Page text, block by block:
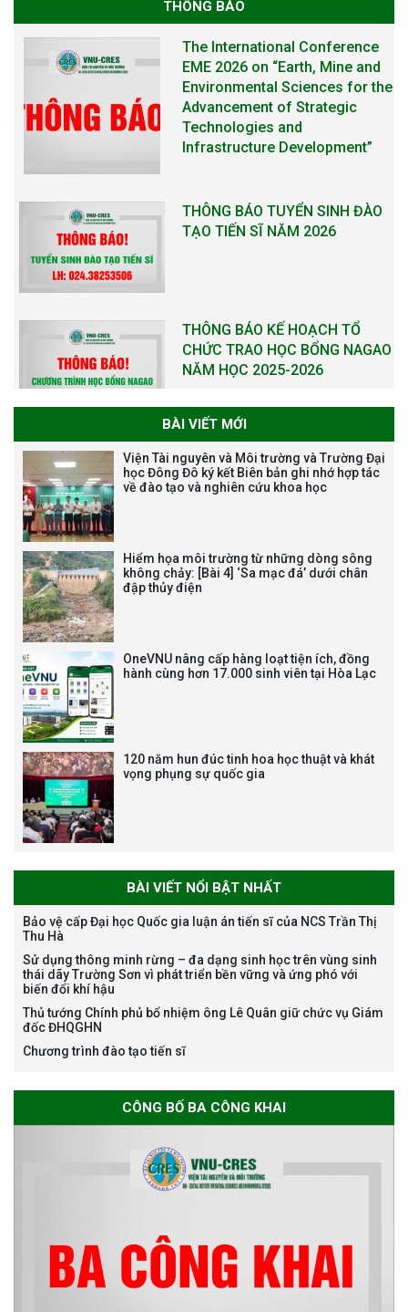
THÔNG BÁO
The International Conference
EME 2026 on “Earth, Mine and
Environmental Sciences for the
Advancement of Strategic
Technologies and
Infrastructure Development”
THÔNG BÁO TUYỂN SINH ĐÀO
TẠO TIẾN SĨ NĂM 2026
THÔNG BÁO KẾ HOẠCH TỔ
CHỨC TRAO HỌC BỔNG NAGAO
NĂM HỌC 2025-2026
THƯ CẢM ƠN LỄ KỶ NIỆM 40
NĂM XÂY DỰNG VÀ PHÁT TRIỂN
VIỆN (1985-2025) VÀ ĐÓN
vị trí việc làm chức danh nghề
nghiệp chuyên môn dùng
Bảo vệ luận án tiến sĩ của NCS
Nguyễn Thế Thông
Thông báo chương trình học
bổng Nagao tại Việt Nam năm
ban chuyên môn đánh giá hồ
sơ chuyên môn cho các thí sinh
dự tuyển nghiên cứu sinh đợt 1
BÀI VIẾT MỚI
Viện Tài nguyên và Môi trường và Trường Đại
học Đông Đô ký kết Biên bản ghi nhớ hợp tác
về đào tạo và nghiên cứu khoa học
Hiểm họa môi trường từ những dòng sông
không chảy: [Bài 4] ‘Sa mạc đá’ dưới chân
đập thủy điện
OneVNU nâng cấp hàng loạt tiện ích, đồng
hành cùng hơn 17.000 sinh viên tại Hòa Lạc
120 năm hun đúc tinh hoa học thuật và khát
vọng phụng sự quốc gia
BÀI VIẾT NỔI BẬT NHẤT
Bảo vệ cấp Đại học Quốc gia luận án tiến sĩ của NCS Trần Thị
Thu Hà
Sử dụng thông minh rừng – đa dạng sinh học trên vùng sinh
thái dãy Trường Sơn vì phát triển bền vững và ứng phó với
biến đổi khí hậu
Thủ tướng Chính phủ bổ nhiệm ông Lê Quân giữ chức vụ Giám
đốc ĐHQGHN
Chương trình đào tạo tiến sĩ
CÔNG BỐ BA CÔNG KHAI